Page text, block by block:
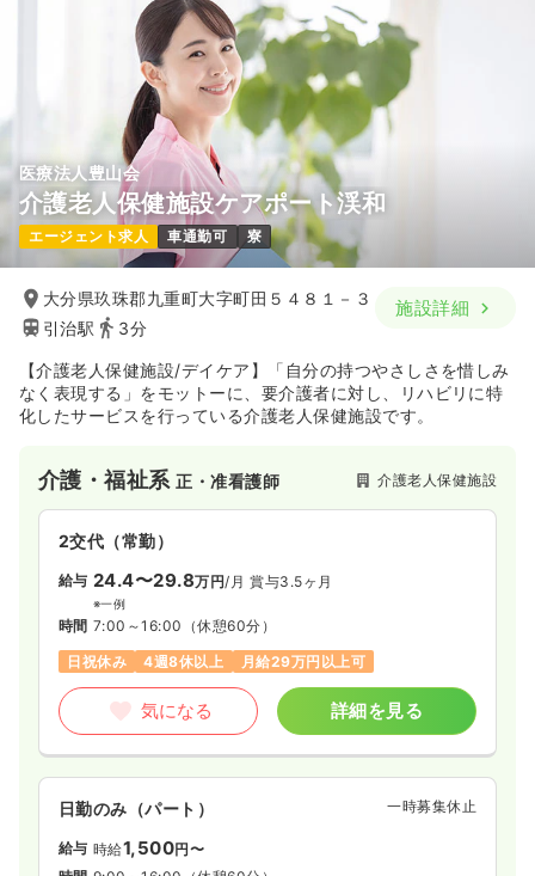
医療法人豊山会
介護老人保健施設ケアポート渓和
エージェント求人 車通勤可 寮
大分県玖珠郡九重町大字町田５４８１－３
引治駅
3分
施設詳細
【介護老人保健施設/デイケア】「自分の持つやさしさを惜しみ
なく表現する」をモットーに、要介護者に対し、リハビリに特
化したサービスを行っている介護老人保健施設です。
介護・福祉系正・准看護師 介護老人保健施設
2交代（常勤）
給与 24.4〜29.8万円/月 賞与3.5ヶ月
※一例
時間 7:00～16:00 （休憩60分）
日祝休み
4週8休以上 月給29万円以上可
気になる 詳細を見る
日勤のみ（パート） 一時募集休止
給与 時給1,500円〜